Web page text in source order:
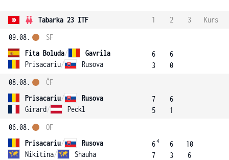
Tabarka 23 ITF 1 2 3
Kurs
09.08.
Fita Boluda/
Gavrila
Prisacariu/ Rusova
SF
6
3
6
0
08.08.
Prisacariu/
Rusova
Girard/ Peckl
ČF
7
5
6
1
06.08.
Prisacariu/
Rusova
Nikitina/ Shauha
OF
64
7
6
3
10
6